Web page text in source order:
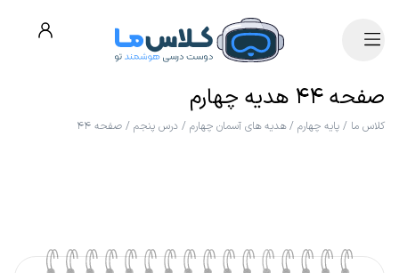
صفحه ۴۴ هدیه چهارم
کلاس ما / پایه چهارم /هدیه های آسمان چهارم / درس پنجم / صفحه ۴۴